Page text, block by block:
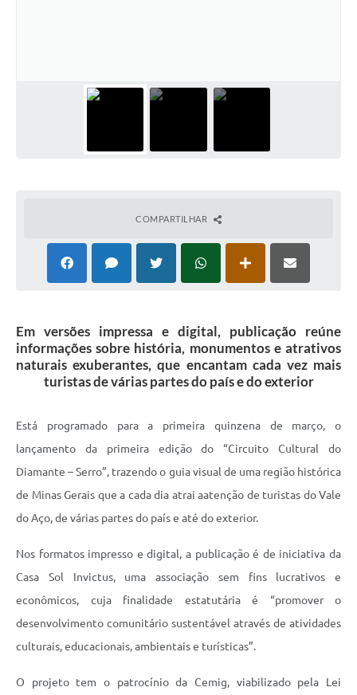
Covid -19 em Serro
Links
Galeria de Fotos
Galeria de Vídeos
Diário Oficial
Contratos, Convênios e Publicações MROSC
Ouvidoria Municipal
Contato
COMPARTILHAR
Em versões impressa e digital, publicação reúne
informações sobre história, monumentos e atrativos
naturais exuberantes, que encantam cada vez mais
turistas de várias partes do país e do exterior
Está programado para a primeira quinzena de março, o
lançamento da primeira edição do “Circuito Cultural do
Diamante – Serro”, trazendo o guia visual de uma região histórica
de Minas Gerais que a cada dia atrai aatenção de turistas do Vale
do Aço, de várias partes do país e até do exterior.
Nos formatos impresso e digital, a publicação é de iniciativa da
Casa Sol Invictus, uma associação sem fins lucrativos e
econômicos, cuja finalidade estatutária é “promover o
desenvolvimento comunitário sustentável através de atividades
culturais, educacionais, ambientais e turísticas”.
O projeto tem o patrocínio da Cemig, viabilizado pela Lei